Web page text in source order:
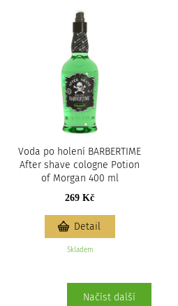
Voda po holení BARBERTIME
After shave cologne Potion
of Morgan 400 ml
269 Kč
Skladem
Detail
Načíst další